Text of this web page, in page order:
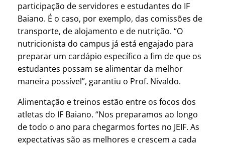
participação de servidores e estudantes do IF
Baiano. É o caso, por exemplo, das comissões de
transporte, de alojamento e de nutrição. “O
nutricionista do campus já está engajado para
preparar um cardápio específico a fim de que os
estudantes possam se alimentar da melhor
maneira possível”, garantiu o Prof. Nivaldo.
Alimentação e treinos estão entre os focos dos
atletas do IF Baiano. “Nos preparamos ao longo
de todo o ano para chegarmos fortes no JEIF. As
expectativas são as melhores e crescem a cada